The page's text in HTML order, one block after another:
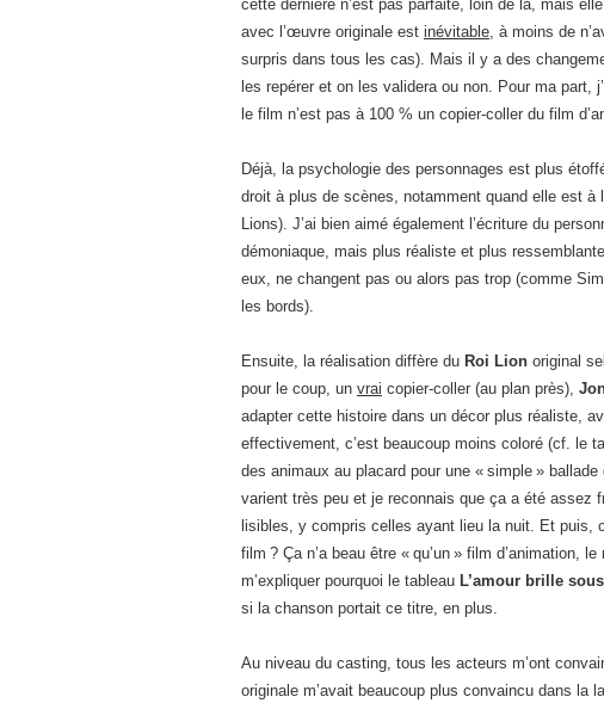
cette dernière n’est pas parfaite, loin de là, mais
avec l’œuvre originale est inévitable , à moins de
surpris dans tous les cas). Mais il y a des
les repérer et on les validera ou non. Pour ma part,
le film n’est pas à 100 % un copier-coller du film
Déjà, la psychologie des personnages est plus
droit à plus de scènes, notamment quand elle est à
Lions). J’ai bien aimé également l’écriture du
démoniaque, mais plus réaliste et plus
eux, ne changent pas ou alors pas trop (comme
les bords).
Ensuite, la réalisation diffère du Roi Lion original
pour le coup, un vrai copier-coller (au plan près),
adapter cette histoire dans un décor plus réaliste,
effectivement, c’est beaucoup moins coloré (cf. le
des animaux au placard pour une « simple »
varient très peu et je reconnais que ça a été
lisibles, y compris celles ayant lieu la nuit. Et puis,
film ? Ça n’a beau être « qu’un » film d’animation,
m’expliquer pourquoi le tableau L’amour brille
si la chanson portait ce titre, en plus.
Au niveau du casting, tous les acteurs m’ont
originale m’avait beaucoup plus convaincu dans la